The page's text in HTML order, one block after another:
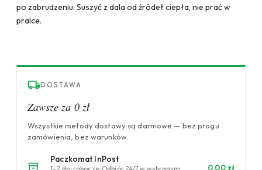
po zabrudzeniu. Suszyć z dala od źródeł ciepła, nie prać w
pralce.
DOSTAWA
Zawsze za 0 zł
Wszystkie metody dostawy są darmowe — bez progu
zamówienia, bez warunków.
Paczkomat InPost
0,00 zł